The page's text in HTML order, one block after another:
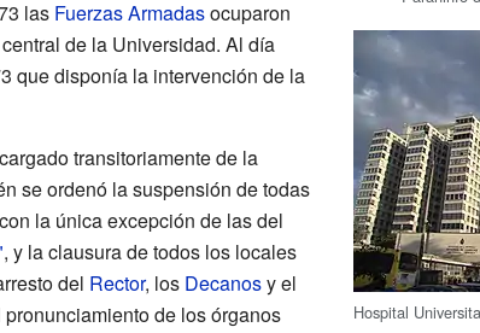
Hospital
las Fuerzas Armadasocuparon
de la Universidad. Al día
que disponía la intervención de la
transitoriamente de la
se ordenó la suspensión de todas
la única excepción de las del
, y la clausura de todos los locales
del Rector, los Decanosy el
de los órganos